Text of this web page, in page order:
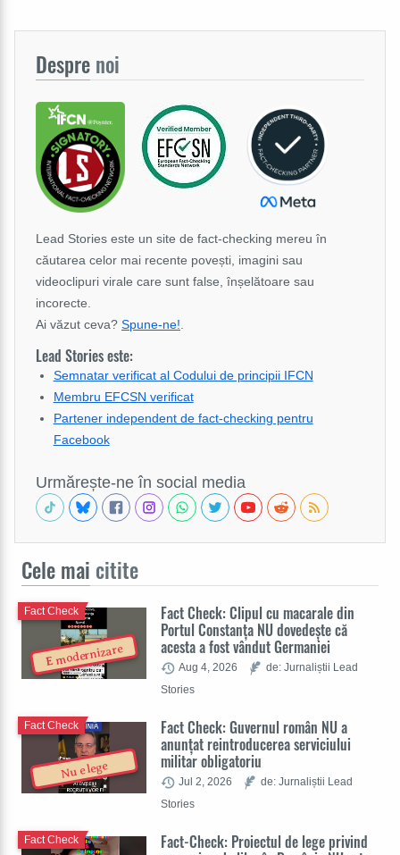
Despre noi
Lead Stories este un site de fact-checking mereu în
căutarea celor mai recente povești, imagini sau
videoclipuri virale care sunt false, înșelătoare sau
incorecte.
Ai văzut ceva? Spune-ne!.
Lead Stories este:
Semnatar verificat al Codului de principii IFCN
Membru EFCSN verificat
Partener independent de fact-checking pentru
Facebook
Urmărește-ne în social media
Cele mai citite
E modernizare
Fact Check: Clipul cu macarale din
Portul Constanța NU dovedește că
acesta a fost vândut Germaniei
Fact Check
Aug 4, 2026
de: Jurnaliștii Lead
Stories
Nu e lege
Fact Check: Guvernul român NU a
anunțat reintroducerea serviciului
militar obligatoriu
Fact Check
Jul 2, 2026
de: Jurnaliștii Lead
Stories
Fact-Check: Proiectul de lege privind
Fact Check